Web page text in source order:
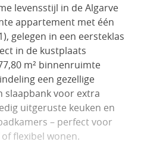
levensstijl in de Algarve
appartement met één
gelegen in een eersteklas
in de kustplaats
m² binnenruimte
een gezellige
slaapbank voor extra
uitgeruste keuken en
– perfect voor
flexibel wonen.